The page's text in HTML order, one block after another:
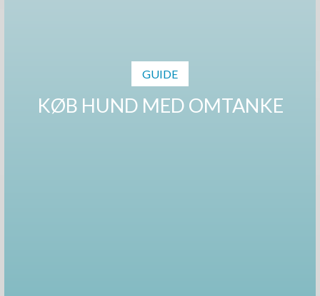
GUIDE
KØB HUND MED OMTANKE